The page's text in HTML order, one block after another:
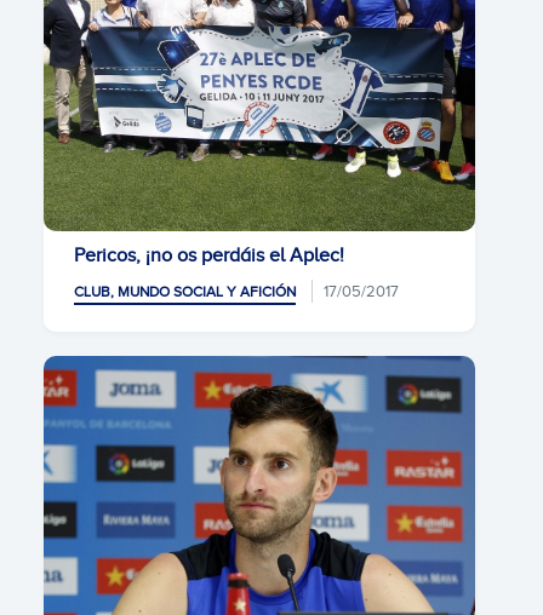
Pericos, ¡no os perdáis el Aplec!
CLUB, MUNDO SOCIAL Y AFICIÓN 17/05/2017